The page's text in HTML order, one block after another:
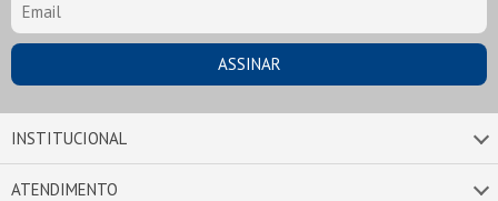
INSTITUCIONAL
ATENDIMENTO